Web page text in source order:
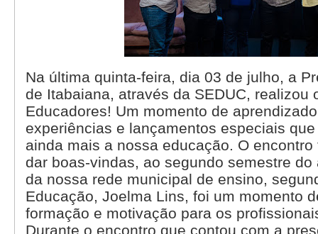
Na última quinta-feira, dia 03 de julho, a
de Itabaiana, através da SEDUC, realizou
Educadores! Um momento de
experiências e lançamentos especiais
ainda mais a nossa educação. O
dar boas-vindas, ao segundo semestre
da nossa rede municipal de ensino,
Educação, Joelma Lins, foi um momento
formação e motivação para os
Durante o encontro que contou com a